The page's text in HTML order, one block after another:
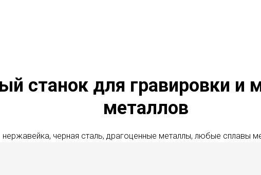
станок для гравировки и
металлов
нержавейка, черная сталь, драгоценные металлы, любые сплавы